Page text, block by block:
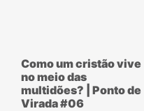
Como um cristão vive
no meio das
multidões? | Ponto de
Virada #06